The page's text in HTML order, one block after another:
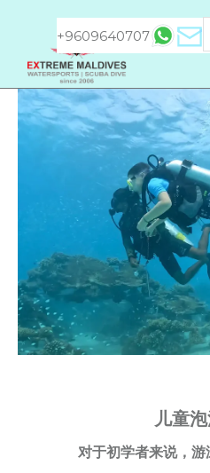
+9609640707
儿童
对于初学者来说，游